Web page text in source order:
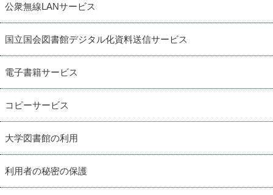
公衆無線LANサービス
国立国会図書館デジタル化資料送信サービス
電子書籍サービス
コピーサービス
大学図書館の利用
利用者の秘密の保護